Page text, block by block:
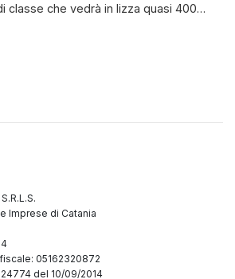
classe che vedrà in lizza quasi 400
di 25 nazioni con italiani e
Imprese di Catania
05162320872
del 10/09/2014